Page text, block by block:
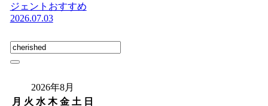
ジェントおすすめ
2026.07.03
2026年8月
月 火 水 木 金 土 日